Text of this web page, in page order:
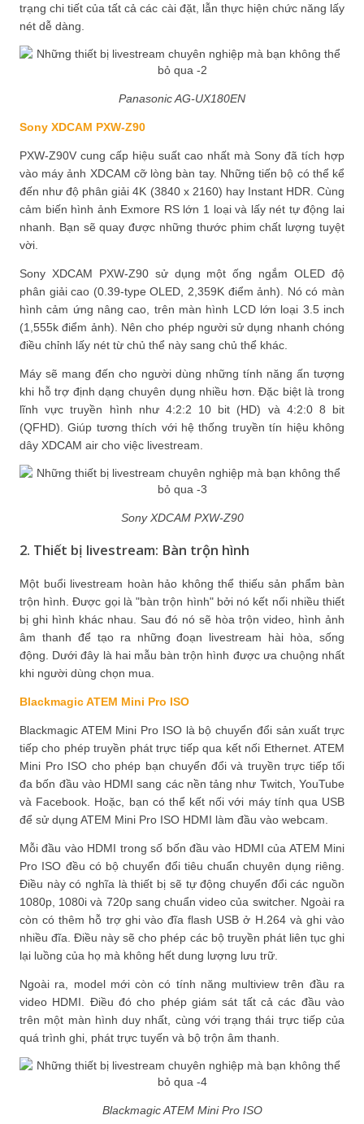
trạng chi tiết của tất cả các cài đặt, lẫn thực hiện chức năng lấy
nét dễ dàng.
Panasonic AG-UX180EN
Sony XDCAM PXW-Z90
PXW-Z90V cung cấp hiệu suất cao nhất mà Sony đã tích hợp
vào máy ảnh XDCAM cỡ lòng bàn tay. Những tiến bộ có thể kể
đến như độ phân giải 4K (3840 x 2160) hay Instant HDR. Cùng
cảm biến hình ảnh Exmore RS lớn 1 loại và lấy nét tự động lai
nhanh. Bạn sẽ quay được những thước phim chất lượng tuyệt
vời.
Sony XDCAM PXW-Z90 sử dụng một ống ngắm OLED độ
phân giải cao (0.39-type OLED, 2,359K điểm ảnh). Nó có màn
hình cảm ứng nâng cao, trên màn hình LCD lớn loại 3.5 inch
(1,555k điểm ảnh). Nên cho phép người sử dụng nhanh chóng
điều chỉnh lấy nét từ chủ thể này sang chủ thể khác.
Máy sẽ mang đến cho người dùng những tính năng ấn tượng
khi hỗ trợ định dạng chuyên dụng nhiều hơn. Đặc biệt là trong
lĩnh vực truyền hình như 4:2:2 10 bit (HD) và 4:2:0 8 bit
(QFHD). Giúp tương thích với hệ thống truyền tín hiệu không
dây XDCAM air cho việc livestream.
Sony XDCAM PXW-Z90
2. Thiết bị livestream: Bàn trộn hình
Một buổi livestream hoàn hảo không thể thiếu sản phẩm bàn
trộn hình. Được gọi là "bàn trộn hình" bởi nó kết nối nhiều thiết
bị ghi hình khác nhau. Sau đó nó sẽ hòa trộn video, hình ảnh
âm thanh để tạo ra những đoạn livestream hài hòa, sống
động. Dưới đây là hai mẫu bàn trộn hình được ưa chuộng nhất
khi người dùng chọn mua.
Blackmagic ATEM Mini Pro ISO
Blackmagic ATEM Mini Pro ISO là bộ chuyển đổi sản xuất trực
tiếp cho phép truyền phát trực tiếp qua kết nối Ethernet. ATEM
Mini Pro ISO cho phép bạn chuyển đổi và truyền trực tiếp tối
đa bốn đầu vào HDMI sang các nền tảng như Twitch, YouTube
và Facebook. Hoặc, bạn có thể kết nối với máy tính qua USB
để sử dụng ATEM Mini Pro ISO HDMI làm đầu vào webcam.
Mỗi đầu vào HDMI trong số bốn đầu vào HDMI của ATEM Mini
Pro ISO đều có bộ chuyển đổi tiêu chuẩn chuyên dụng riêng.
Điều này có nghĩa là thiết bị sẽ tự động chuyển đổi các nguồn
1080p, 1080i và 720p sang chuẩn video của switcher. Ngoài ra
còn có thêm hỗ trợ ghi vào đĩa flash USB ở H.264 và ghi vào
nhiều đĩa. Điều này sẽ cho phép các bộ truyền phát liên tục ghi
lại luồng của họ mà không hết dung lượng lưu trữ.
Ngoài ra, model mới còn có tính năng multiview trên đầu ra
video HDMI. Điều đó cho phép giám sát tất cả các đầu vào
trên một màn hình duy nhất, cùng với trạng thái trực tiếp của
quá trình ghi, phát trực tuyến và bộ trộn âm thanh.
Blackmagic ATEM Mini Pro ISO